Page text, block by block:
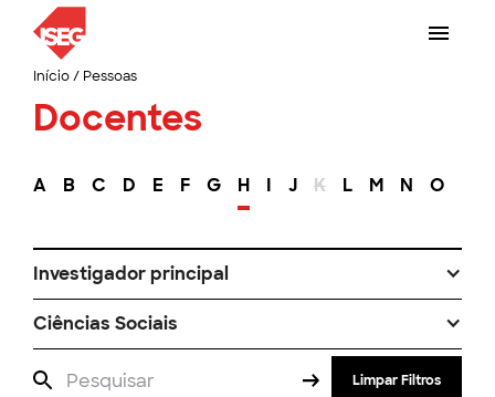
Início/ Pessoas
Docentes
A B C D E F G H I J K L M N O
Investigador principal
Ciências Sociais
Limpar Filtros